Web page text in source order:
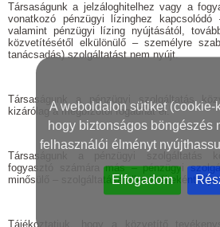
A weboldalon sütiket (cookie-
hogy biztonságos böngészés
felhasználói élményt
Elfogadom
Társaságunk a jelzáloghitelhez vagy a
vonatkozó pénzügyi lízinghez
valamint pénzügyi lízing nyújtásától,
közvetítésétől elkülönülő – személyre
tanácsadás) szolgáltatást nem nyújt.
Társaságunk a pénzügyi szolgáltatás
kizárólag a megbízótól fogadhat el.
Társaságunk a pénzügyi szolgáltatás
fogyasztó számára más – pénzügyi
minősülő – szolgáltatása ellenértékeként díjat
Tájékoztatjuk, hogy a közvetítő